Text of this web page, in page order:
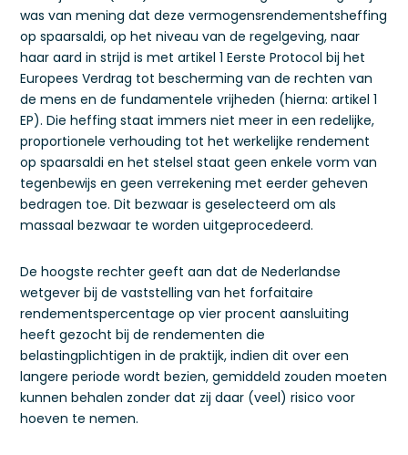
was van mening dat deze vermogensrendementsheffing
op spaarsaldi, op het niveau van de regelgeving, naar
haar aard in strijd is met artikel 1 Eerste Protocol bij het
Europees Verdrag tot bescherming van de rechten van
de mens en de fundamentele vrijheden (hierna: artikel 1
EP). Die heffing staat immers niet meer in een redelijke,
proportionele verhouding tot het werkelijke rendement
op spaarsaldi en het stelsel staat geen enkele vorm van
tegenbewijs en geen verrekening met eerder geheven
bedragen toe. Dit bezwaar is geselecteerd om als
massaal bezwaar te worden uitgeprocedeerd.
De hoogste rechter geeft aan dat de Nederlandse
wetgever bij de vaststelling van het forfaitaire
rendementspercentage op vier procent aansluiting
heeft gezocht bij de rendementen die
belastingplichtigen in de praktijk, indien dit over een
langere periode wordt bezien, gemiddeld zouden moeten
kunnen behalen zonder dat zij daar (veel) risico voor
hoeven te nemen.